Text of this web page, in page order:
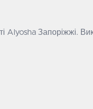
Alyosha Запоріжжі.